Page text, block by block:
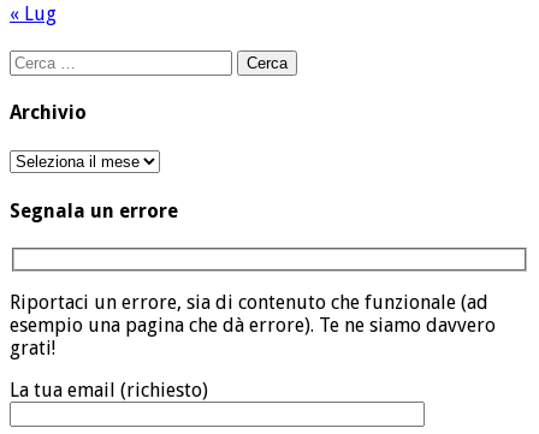
« Lug
Ricerca
per:
Archivio
Archivio
Segnala un errore
Riportaci un errore, sia di contenuto che funzionale (ad
esempio una pagina che dà errore). Te ne siamo davvero
grati!
La tua email (richiesto)